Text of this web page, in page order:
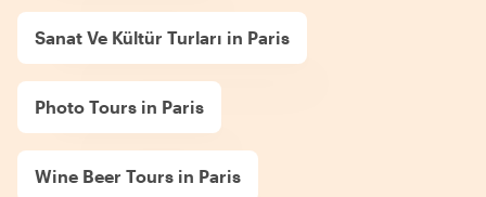
Sanat Ve Kültür Turları in Paris
Photo Tours in Paris
Wine Beer Tours in Paris